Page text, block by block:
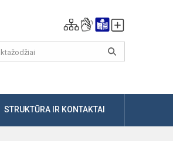
STRUKTŪRA IR KONTAKTAI